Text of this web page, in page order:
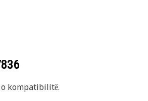
kompatibilitě.